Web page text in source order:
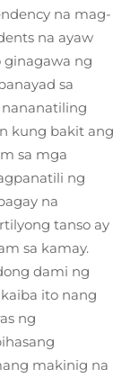
na mag-
na ayaw
ng
sa
kung bakit ang
sa mga
ng
na
tanso ay
sa kamay.
dami ng
ito nang
ng
makinig na